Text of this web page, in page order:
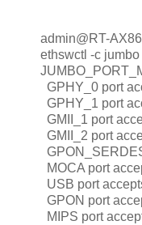
admin@RT-
ethswctl -c jumbo
GPHY_0 port
GPHY_1 port
GMII_1 port
GMII_2 port
MOCA port
USB port
GPON port
MIPS port